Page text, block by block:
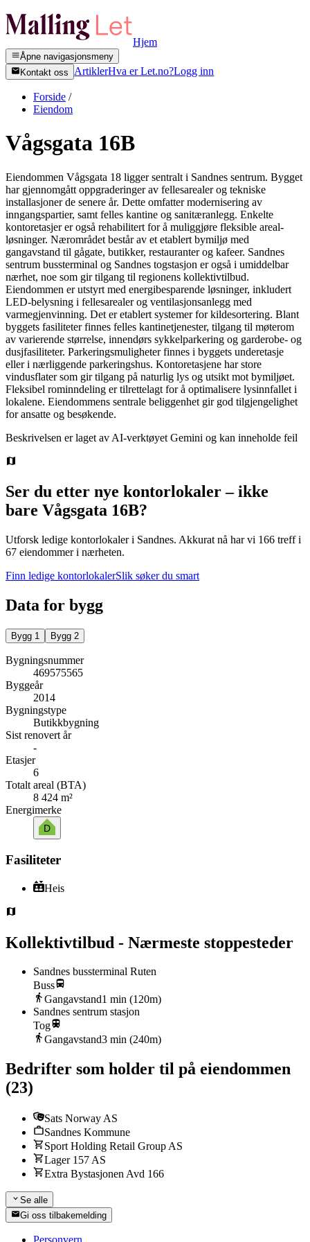
Hjem
Åpne navigasjonsmeny
Kontakt oss
ArtiklerHva er Let.no?Logg inn
Forside /
Eiendom
Vågsgata 16B
Eiendommen Vågsgata 18 ligger sentralt i Sandnes sentrum. Bygget
har gjennomgått oppgraderinger av fellesarealer og tekniske
installasjoner de senere år. Dette omfatter modernisering av
inngangspartier, samt felles kantine og sanitæranlegg. Enkelte
kontoretasjer er også rehabilitert for å muliggjøre fleksible areal-
løsninger. Nærområdet består av et etablert bymiljø med
gangavstand til gågate, butikker, restauranter og kafeer. Sandnes
sentrum bussterminal og Sandnes togstasjon er også i umiddelbar
nærhet, noe som gir tilgang til regionens kollektivtilbud.
Eiendommen er utstyrt med energibesparende løsninger, inkludert
LED-belysning i fellesarealer og ventilasjonsanlegg med
varmegjenvinning. Det er etablert systemer for kildesortering. Blant
byggets fasiliteter finnes felles kantinetjenester, tilgang til møterom
av varierende størrelse, innendørs sykkelparkering og garderobe- og
dusjfasiliteter. Parkeringsmuligheter finnes i byggets underetasje
eller i nærliggende parkeringshus. Kontoretasjene har store
vindusflater som gir tilgang på naturlig lys og utsikt mot bymiljøet.
Fleksibel rominndeling er tilrettelagt for å optimalisere lysinnfallet i
lokalene. Eiendommens sentrale beliggenhet gir god tilgjengelighet
for ansatte og besøkende.
Beskrivelsen er laget av AI-verktøyet Gemini og kan inneholde feil
Ser du etter nye kontorlokaler – ikke
bare Vågsgata 16B?
Utforsk ledige kontorlokaler i Sandnes. Akkurat nå har vi 166 treff i
67 eiendommer i nærheten.
Finn ledige kontorlokalerSlik søker du smart
Data for bygg
Bygg 1 Bygg 2
Bygningsnummer
469575565
Byggeår
2014
Bygningstype
Butikkbygning
Sist renovert år
-
Etasjer
6
Totalt areal (BTA)
8 424 m²
Energimerke
D
Fasiliteter
Heis
Kollektivtilbud - Nærmeste stoppesteder
Sandnes bussterminal Ruten
Buss
Gangavstand1 min (120m)
Sandnes sentrum stasjon
Tog
Gangavstand3 min (240m)
Bedrifter som holder til på eiendommen
(23)
Sats Norway AS
Sandnes Kommune
Sport Holding Retail Group AS
Lager 157 AS
Extra Bystasjonen Avd 166
Se alle
Gi oss tilbakemelding
Personvern